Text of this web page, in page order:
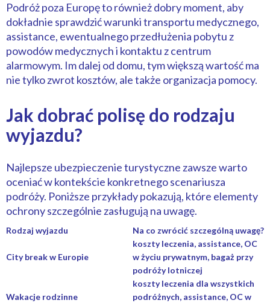
Podróż poza Europę to również dobry moment, aby
dokładnie sprawdzić warunki transportu medycznego,
assistance, ewentualnego przedłużenia pobytu z
powodów medycznych i kontaktu z centrum
alarmowym. Im dalej od domu, tym większą wartość ma
nie tylko zwrot kosztów, ale także organizacja pomocy.
Jak dobrać polisę do rodzaju
wyjazdu?
Najlepsze ubezpieczenie turystyczne zawsze warto
oceniać w kontekście konkretnego scenariusza
podróży. Poniższe przykłady pokazują, które elementy
ochrony szczególnie zasługują na uwagę.
Rodzaj wyjazdu Na co zwrócić szczególną uwagę?
City break w Europie
koszty leczenia, assistance, OC
w życiu prywatnym, bagaż przy
podróży lotniczej
Wakacje rodzinne
koszty leczenia dla wszystkich
podróżnych, assistance, OC w